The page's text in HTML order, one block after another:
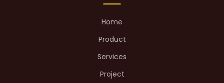
Home
Product
Services
Project